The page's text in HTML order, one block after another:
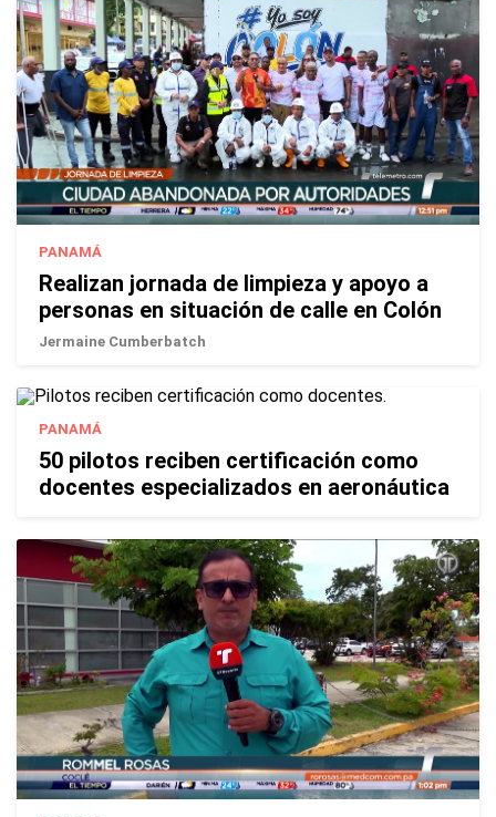
PANAMÁ
Realizan jornada de limpieza y apoyo a
personas en situación de calle en Colón
Jermaine Cumberbatch
PANAMÁ
50 pilotos reciben certificación como
docentes especializados en aeronáutica